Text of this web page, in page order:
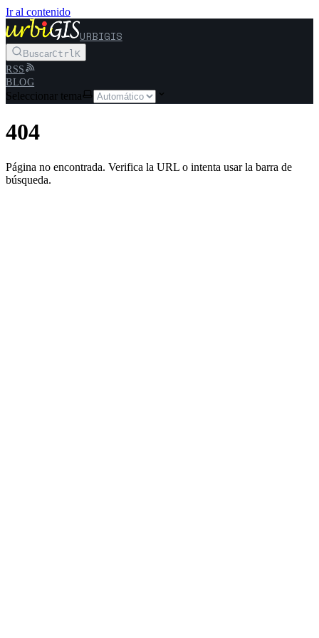
Ir al contenido
URBIGIS
BuscarCtrlK
RSS
BLOG
Seleccionar tema
404
Página no encontrada. Verifica la URL o intenta usar la barra de
búsqueda.